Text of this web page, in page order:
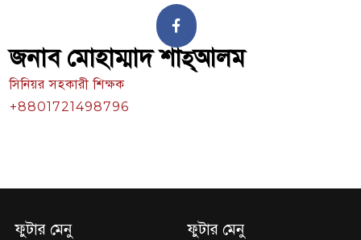
জনাব মোহাম্মাদ শাহ্‌আলম
সিনিয়র সহকারী শিক্ষক
+8801721498796
ফুটার মেনু ফুটার মেনু